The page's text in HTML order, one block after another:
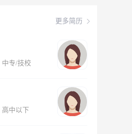
更多简历
中专/技校
高中以下